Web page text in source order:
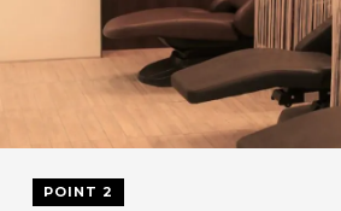
POINT 2